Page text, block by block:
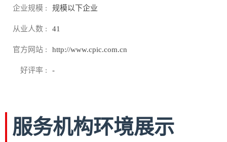
企业规模 : 规模以下企业
从业人数 : 41
官方网站 : http://www.cpic.com.cn
好评率 : -
服务机构环境展示